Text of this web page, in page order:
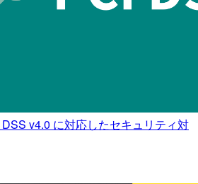
v4.0 に対応したセキュリティ対